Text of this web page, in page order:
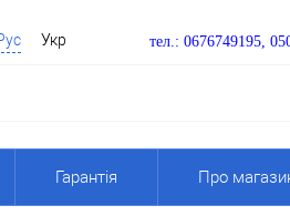
Укр тел.: 0676749195,
Гарантія Про